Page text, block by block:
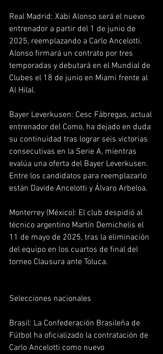
Real Madrid: Xabi Alonso será el nuevo
entrenador a partir del 1 de junio de
2025, reemplazando a Carlo Ancelotti.
Alonso firmará un contrato por tres
temporadas y debutará en el Mundial de
Clubes el 18 de junio en Miami frente al
Al Hilal.
Bayer Leverkusen: Cesc Fàbregas, actual
entrenador del Como, ha dejado en duda
su continuidad tras lograr seis victorias
consecutivas en la Serie A, mientras
evalúa una oferta del Bayer Leverkusen.
Entre los candidatos para reemplazarlo
están Davide Ancelotti y Álvaro Arbeloa.
Monterrey (México): El club despidió al
técnico argentino Martín Demichelis el
11 de mayo de 2025, tras la eliminación
del equipo en los cuartos de final del
torneo Clausura ante Toluca.
Selecciones nacionales
Brasil: La Confederación Brasileña de
Fútbol ha oficializado la contratación de
Carlo Ancelotti como nuevo